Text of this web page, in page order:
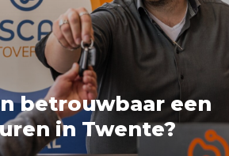
betrouwbaar een
in Twente?